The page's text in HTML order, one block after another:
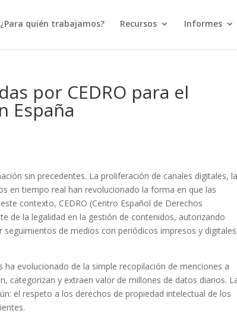
¿Para quién trabajamos? Recursos Informes
por CEDRO para el
España
sin precedentes. La proliferación de canales digitales, la
en tiempo real han revolucionado la forma en que las
contexto, CEDRO (Centro Español de Derechos
de la legalidad en la gestión de contenidos, autorizando
de medios con periódicos impresos y
evolucionado de la simple recopilación de menciones a
categorizan y extraen valor de millones de datos diarios.
el respeto a los derechos de propiedad intelectual de los